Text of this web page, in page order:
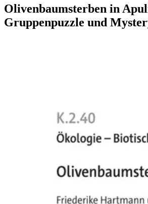
Olivenbaumsterben in
Gruppenpuzzle und